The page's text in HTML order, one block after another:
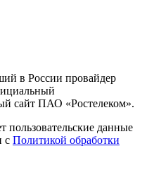
в России провайдер
сайт ПАО «Ростелеком».
пользовательские данные
с Политикой обработки